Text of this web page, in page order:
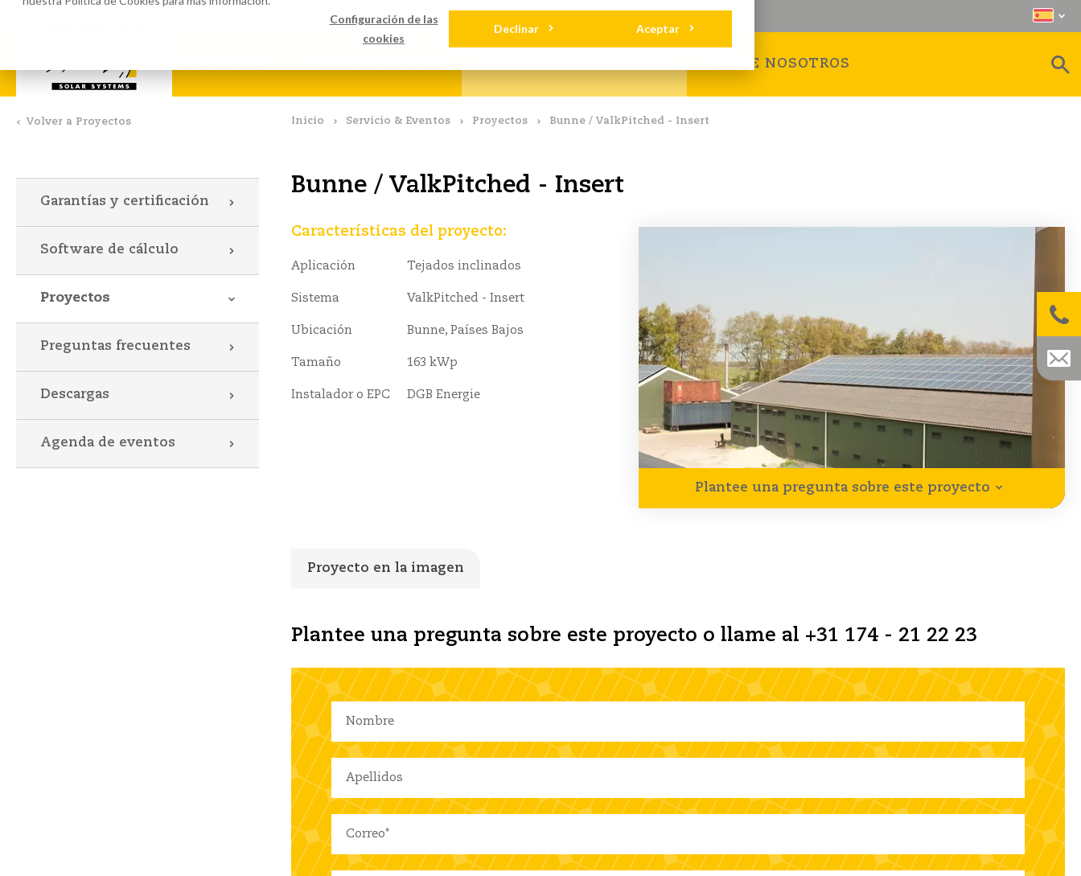
Configuración de las
cookies
Aceptar
Declinar
SOBRE NOSOTROS
Descargas Contact
Inicio Servicio & Eventos Proyectos Bunne / ValkPitched - Insert
Bunne / ValkPitched - Insert
Plantee una pregunta sobre este proyecto
Características del proyecto:
Aplicación Tejados inclinados
Sistema ValkPitched - Insert
Ubicación Bunne, Países Bajos
Tamaño 163 kWp
Instalador o EPC DGB Energie
Proyecto en la imagen
Plantee una pregunta sobre este proyecto o llame al +31 174 - 21 22 23
Volver a Proyectos
Garantías y certificación
Software de cálculo
Proyectos
Preguntas frecuentes
Descargas
Agenda de eventos